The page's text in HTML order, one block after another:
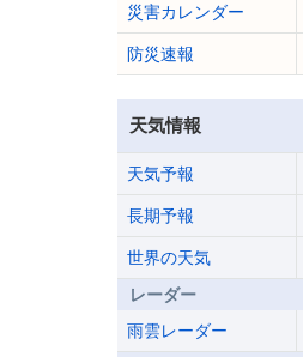
災害カレンダー
防災速報
天気情報
天気予報
長期予報
世界の天気
レーダー
雨雲レーダー